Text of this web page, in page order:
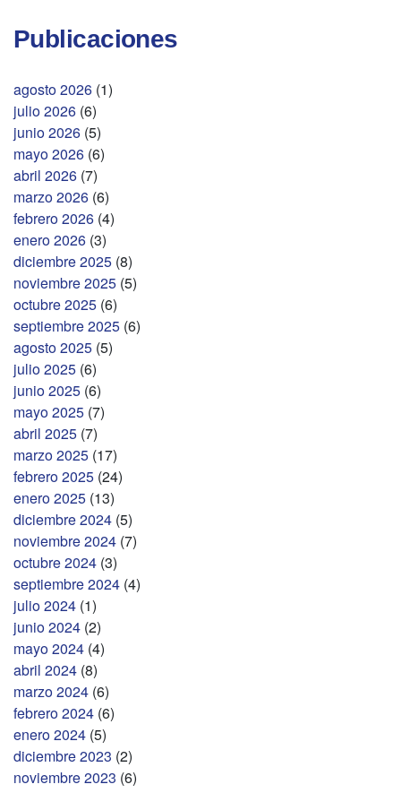
Publicaciones
agosto 2026 (1)
julio 2026 (6)
junio 2026 (5)
mayo 2026 (6)
abril 2026 (7)
marzo 2026 (6)
febrero 2026 (4)
enero 2026 (3)
diciembre 2025 (8)
noviembre 2025 (5)
octubre 2025 (6)
septiembre 2025 (6)
agosto 2025 (5)
julio 2025 (6)
junio 2025 (6)
mayo 2025 (7)
abril 2025 (7)
marzo 2025 (17)
febrero 2025 (24)
enero 2025 (13)
diciembre 2024 (5)
noviembre 2024 (7)
octubre 2024 (3)
septiembre 2024 (4)
julio 2024 (1)
junio 2024 (2)
mayo 2024 (4)
abril 2024 (8)
marzo 2024 (6)
febrero 2024 (6)
enero 2024 (5)
diciembre 2023 (2)
noviembre 2023 (6)